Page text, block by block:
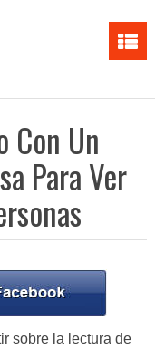
Con Un
Para Ver
sobre la lectura de